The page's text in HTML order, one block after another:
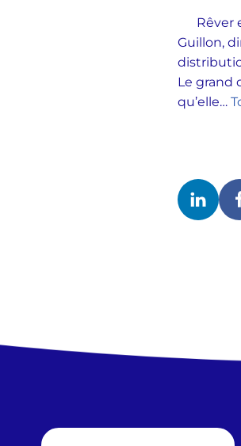
Rêver
Guillon,
Le grand
qu’elle…